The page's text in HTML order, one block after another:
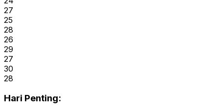
27
25
28
26
29
27
30
28
Hari Penting: